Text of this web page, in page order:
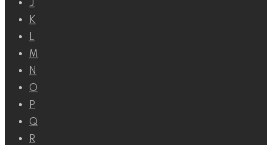
J
K
L
M
N
O
P
Q
R